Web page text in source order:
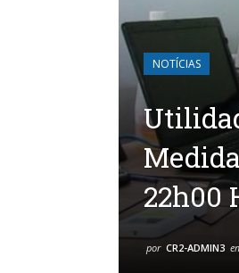
NOTÍCIAS
22h00
por CR2-ADMIN3